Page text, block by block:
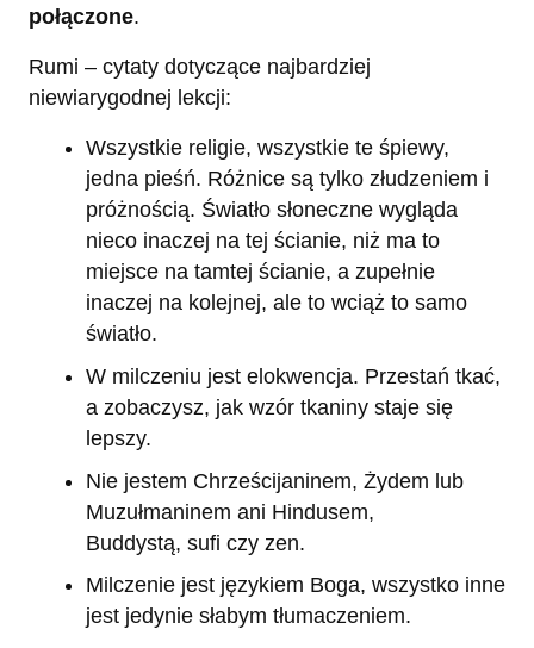
połączone.
Rumi – cytaty dotyczące najbardziej
niewiarygodnej lekcji:
Wszystkie religie, wszystkie te śpiewy,
jedna pieśń. Różnice są tylko złudzeniem i
próżnością. Światło słoneczne wygląda
nieco inaczej na tej ścianie, niż ma to
miejsce na tamtej ścianie, a zupełnie
inaczej na kolejnej, ale to wciąż to samo
światło.
W milczeniu jest elokwencja. Przestań tkać,
a zobaczysz, jak wzór tkaniny staje się
lepszy.
Nie jestem Chrześcijaninem, Żydem lub
Muzułmaninem ani Hindusem,
Buddystą, sufi czy zen.
Milczenie jest językiem Boga, wszystko inne
jest jedynie słabym tłumaczeniem.